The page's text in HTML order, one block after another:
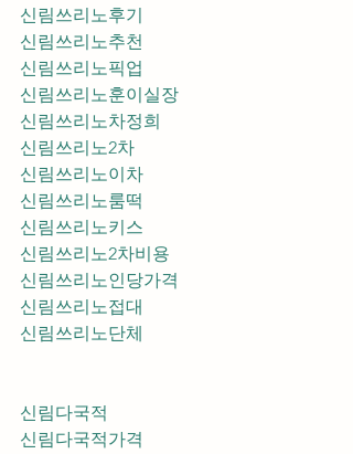
신림쓰리노후기
신림쓰리노추천
신림쓰리노훈이실장
신림쓰리노차정희
신림쓰리노2차
신림쓰리노이차
신림쓰리노룸떡
신림쓰리노키스
신림쓰리노2차비용
신림쓰리노인당가격
신림쓰리노접대
신림쓰리노단체
신림다국적
신림다국적가격